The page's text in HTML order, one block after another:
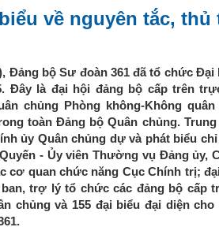
về nguyên tắc, thủ
Đảng bộ Sư đoàn 361 đã tổ chức
Đây là đại hội đảng bộ cấp trên
chủng Phòng không-Không quân
toàn Đảng bộ Quân chủng.
ủy Quân chủng dự và phát biểu
- Ủy viên Thường vụ Đảng ủy,
cơ quan chức năng Cục Chính trị;
trợ lý tổ chức các đảng bộ cấp
chủng và 155 đại biểu đại diện cho